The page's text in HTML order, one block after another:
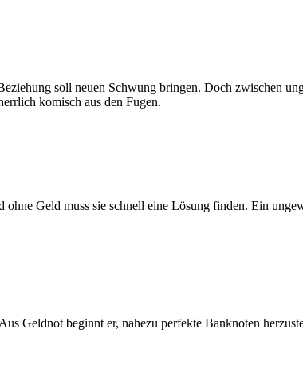
soll neuen Schwung bringen. Doch zwischen
komisch aus den Fugen.
Geld muss sie schnell eine Lösung finden. Ein
Geldnot beginnt er, nahezu perfekte Banknoten